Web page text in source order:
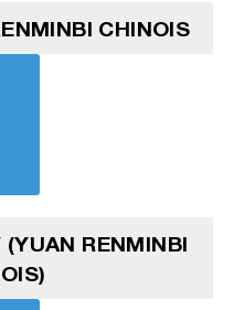
CHINOIS
RENMINBI